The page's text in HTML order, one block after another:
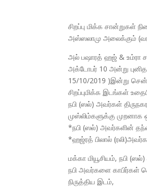
சிறப்பு மிக்க சான்றுகள்
அஸ்ஸலாமு அலைக்கும்
அல் பஷாரத் ஹஜ் & உம்ரா
அக்டோபர் 10 அன்று
15/10/2019 )இன்று
சிறப்புமிக்க இடங்கள்
நபி (ஸல்) அவர்கள்
முஸ்லிம்களுக்கு
*நபி (ஸல்) அவர்களின்
*ஹஜ்ரத் பிலால்
மக்கா மியூசியம், நபி
நபி அவர்களை காபிர்கள்
நிருத்திய இடம்,